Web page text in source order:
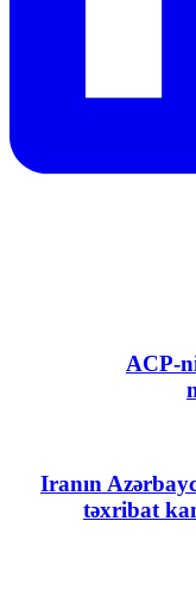
ACP-
Iranın
təxribat